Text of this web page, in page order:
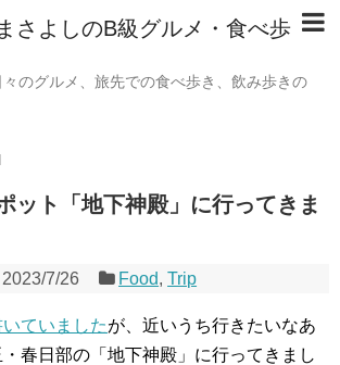
さよしのB級グルメ・食べ歩
のグルメ、旅先での食べ歩き、飲み歩きの
ット「地下神殿」に行ってきま
2023/7/26 Food,Trip
ていましたが、近いうち行きたいなあ
春日部の「地下神殿」に行ってきまし